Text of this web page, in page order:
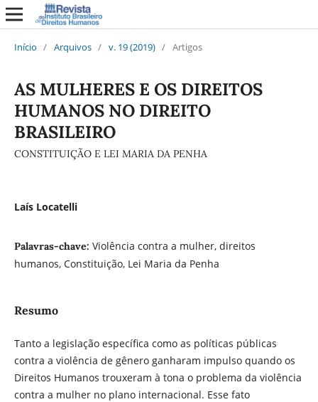
Início / Arquivos / v. 19 (2019) / Artigos
AS MULHERES E OS DIREITOS
HUMANOS NO DIREITO
BRASILEIRO
CONSTITUIÇÃO E LEI MARIA DA PENHA
Laís Locatelli
Palavras-chave: Violência contra a mulher, direitos
humanos, Constituição, Lei Maria da Penha
Resumo
Tanto a legislação específica como as políticas públicas
contra a violência de gênero ganharam impulso quando os
Direitos Humanos trouxeram à tona o problema da violência
contra a mulher no plano internacional. Esse fato